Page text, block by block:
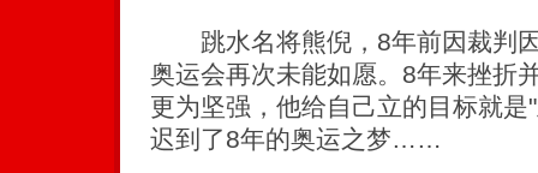
跳水名将熊倪，8年前因裁判
奥运会再次未能如愿。8年来挫折
更为坚强，他给自己立的目标就
迟到了8年的奥运之梦……